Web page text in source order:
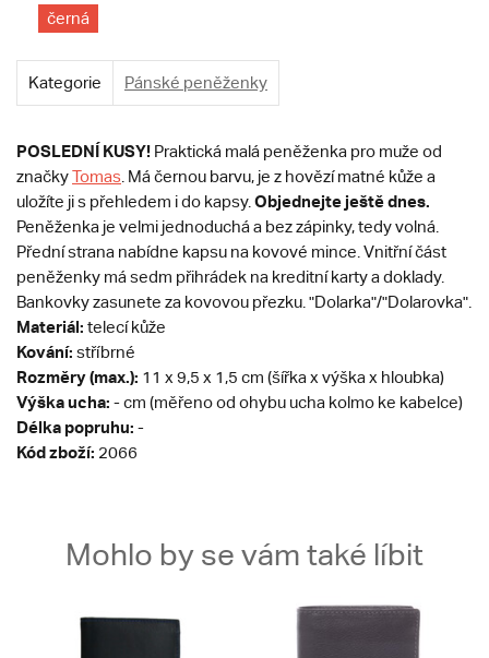
černá
Kategorie Pánské peněženky
POSLEDNÍ KUSY! Praktická malá peněženka pro muže od
značkyTomas . Má černou barvu, je z hovězí matné kůže a
uložíte ji s přehledem i do kapsy. Objednejte ještě dnes.
Peněženka je velmi jednoduchá a bez zápinky, tedy volná.
Přední strana nabídne kapsu na kovové mince. Vnitřní část
peněženky má sedm přihrádek na kreditní karty a doklady.
Bankovky zasunete za kovovou přezku. "Dolarka"/"Dolarovka".
Materiál: telecí kůže
Kování: stříbrné
Rozměry (max.): 11 x 9,5 x 1,5 cm (šířka x výška x hloubka)
Výška ucha: - cm (měřeno od ohybu ucha kolmo ke kabelce)
Délka popruhu: -
Kód zboží: 2066
Mohlo by se vám také líbit